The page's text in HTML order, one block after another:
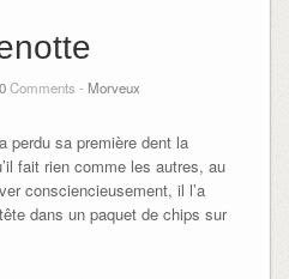
0Comments - Morveux
perdu sa première dent la
fait rien comme les autres, au
consciencieusement, il l’a
dans un paquet de chips sur